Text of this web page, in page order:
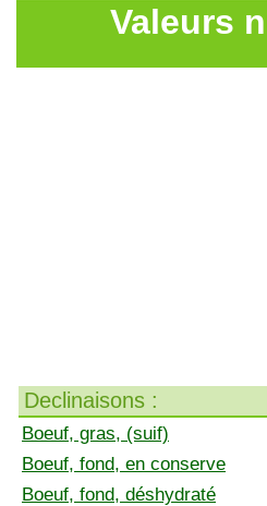
Valeurs
Declinaisons :
Boeuf, gras, (suif)
Boeuf, fond, en conserve
Boeuf, fond, déshydraté